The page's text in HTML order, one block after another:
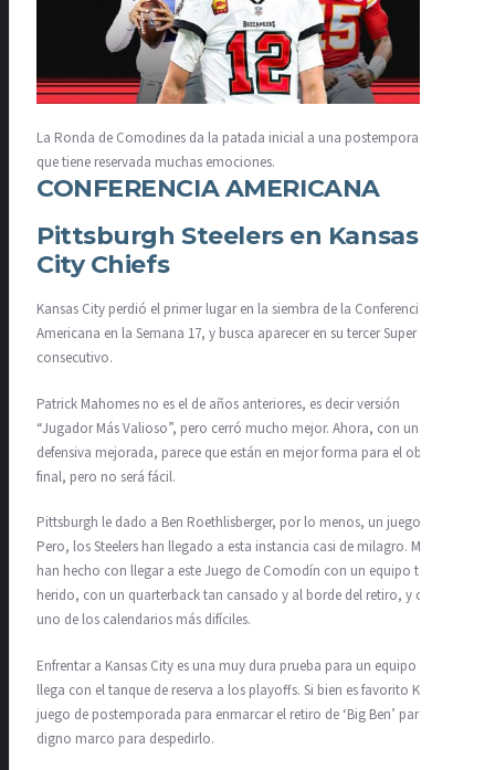
La Ronda de Comodines da la patada inicial a una postemporada
que tiene reservada muchas emociones.
CONFERENCIA AMERICANA
Pittsburgh Steelers en Kansas
City Chiefs
Kansas City perdió el primer lugar en la siembra de la Conferencia
Americana en la Semana 17, y busca aparecer en su tercer Super Bowl
consecutivo.
Patrick Mahomes no es el de años anteriores, es decir versión
“Jugador Más Valioso”, pero cerró mucho mejor. Ahora, con una
defensiva mejorada, parece que están en mejor forma para el objetivo
final, pero no será fácil.
Pittsburgh le dado a Ben Roethlisberger, por lo menos, un juego extra.
Pero, los Steelers han llegado a esta instancia casi de milagro. Mucho
han hecho con llegar a este Juego de Comodín con un equipo tan
herido, con un quarterback tan cansado y al borde del retiro, y con
uno de los calendarios más difíciles.
Enfrentar a Kansas City es una muy dura prueba para un equipo que
llega con el tanque de reserva a los playoffs. Si bien es favorito KC, un
juego de postemporada para enmarcar el retiro de ‘Big Ben’ parece un
digno marco para despedirlo.